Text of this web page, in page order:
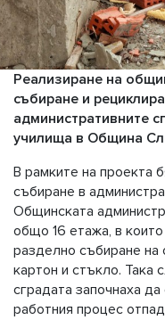
Реализиране на
събиране и
административните
училища в Община
В рамките на проекта
събиране в
Общинската
общо 16 етажа, в
разделно събиране на
картон и стъкло. Така
сградата започнаха
работния процес